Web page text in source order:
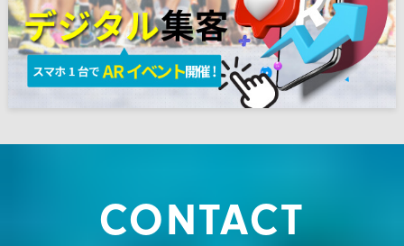
CONTACT